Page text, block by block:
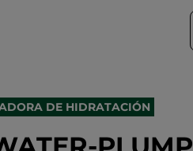
DE HIDRATACIÓN